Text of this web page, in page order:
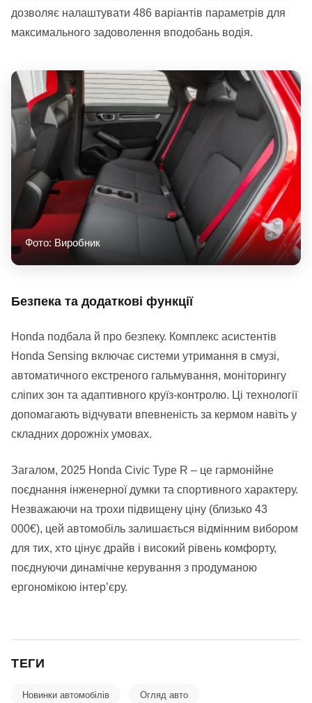
дозволяє налаштувати 486 варіантів параметрів для
максимального задоволення вподобань водія.
Фото: Виробник
Безпека та додаткові функції
Honda подбала й про безпеку. Комплекс асистентів
Honda Sensing включає системи утримання в смузі,
автоматичного екстреного гальмування, моніторингу
сліпих зон та адаптивного круїз-контролю. Ці технології
допомагають відчувати впевненість за кермом навіть у
складних дорожніх умовах.
Загалом, 2025 Honda Civic Type R – це гармонійне
поєднання інженерної думки та спортивного характеру.
Незважаючи на трохи підвищену ціну (близько 43
000€), цей автомобіль залишається відмінним вибором
для тих, хто цінує драйв і високий рівень комфорту,
поєднуючи динамічне керування з продуманою
ергономікою інтер’єру.
ТЕГИ
Новинки автомобілів Огляд авто